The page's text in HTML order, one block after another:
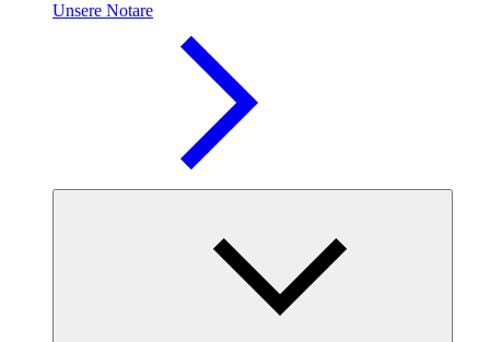
Unsere Notare